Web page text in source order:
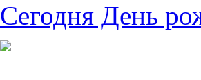
Сегодня День